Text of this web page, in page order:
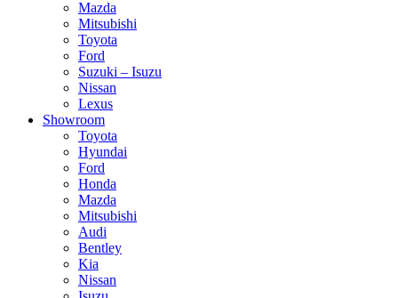
Mazda
Mitsubishi
Toyota
Ford
Suzuki – Isuzu
Nissan
Lexus
Showroom
Toyota
Hyundai
Ford
Honda
Mazda
Mitsubishi
Audi
Bentley
Kia
Nissan